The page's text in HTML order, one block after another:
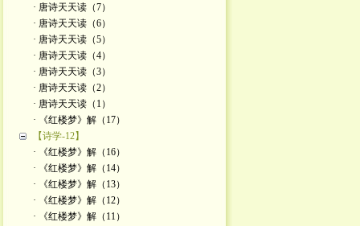
· 唐诗天天读（7）
· 唐诗天天读（6）
· 唐诗天天读（5）
· 唐诗天天读（4）
· 唐诗天天读（3）
· 唐诗天天读（2）
· 唐诗天天读（1）
· 《红楼梦》解（17）
【诗学-12】
· 《红楼梦》解（16）
· 《红楼梦》解（14）
· 《红楼梦》解（13）
· 《红楼梦》解（12）
· 《红楼梦》解（11）